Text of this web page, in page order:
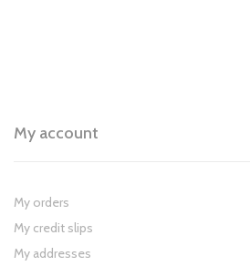
My account
My orders
My credit slips
My addresses